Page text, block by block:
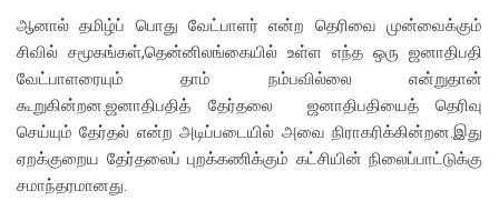
ஆனால் தமிழ்ப் பொது வேட்பாளர் என்ற தெரிவை முன்வைக்கும்
சிவில் சமூகங்கள்,தென்னிலங்கையில் உள்ள எந்த ஒரு ஜனாதிபதி
வேட்பாளரையும் தாம் நம்பவில்லை என்றுதான்
கூறுகின்றன.ஜனாதிபதித் தேர்தலை ஜனாதிபதியைத் தெரிவு
செய்யும் தேர்தல் என்ற அடிப்படையில் அவை நிராகரிக்கின்றன.இது
ஏறக்குறைய தேர்தலைப் புறக்கணிக்கும் கட்சியின் நிலைப்பாட்டுக்கு
சமாந்தரமானது.